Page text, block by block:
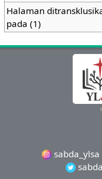
Halaman
pada (1)
sabda_ylsa